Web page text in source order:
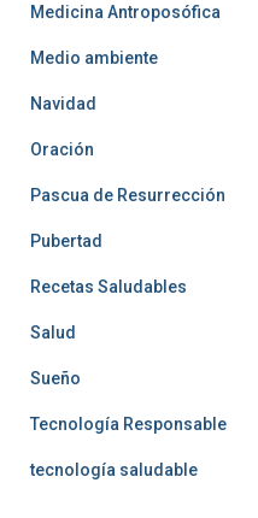
Medicina Antroposófica
Medio ambiente
Navidad
Oración
Pascua de Resurrección
Pubertad
Recetas Saludables
Salud
Sueño
Tecnología Responsable
tecnología saludable